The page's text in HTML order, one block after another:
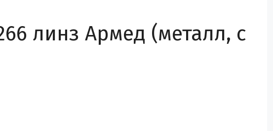
линз Армед (металл, с